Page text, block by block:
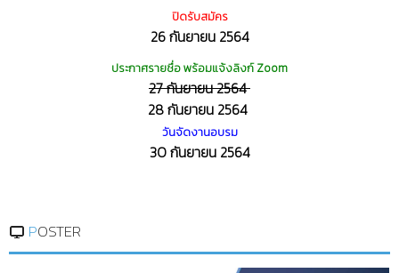
ปิดรับสมัคร
26 กันยายน 2564
ประกาศรายชื่อ พร้อมแจ้งลิงก์ Zoom
27 กันยายน 2564
28 กันยายน 2564
วันจัดงานอบรม
30 กันยายน 2564
POSTER